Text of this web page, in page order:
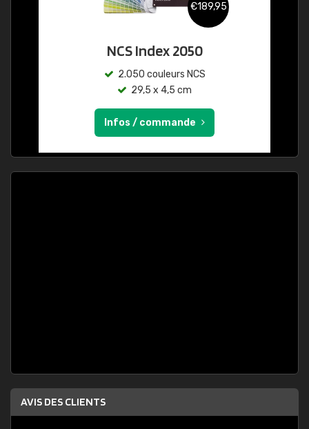
€189,95
NCS Index 2050
2.050 couleurs NCS
29,5 x 4,5 cm
Infos / commande
AVIS DES CLIENTS